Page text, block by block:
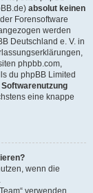
absolut keinen
Forensoftware
werden
Deutschland e. V. in
phpbb.com,
du phpBB Limited
Softwarenutzung
eine knappe
wenn die
verwenden.